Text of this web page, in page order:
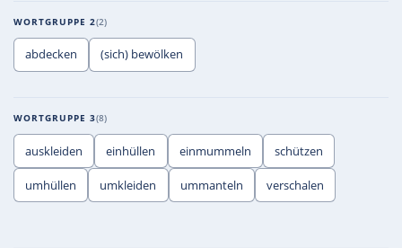
WORTGRUPPE 2 2
abdecken (sich) bewölken
WORTGRUPPE 3 8
auskleiden einhüllen einmummeln schützen
umhüllen umkleiden ummanteln verschalen